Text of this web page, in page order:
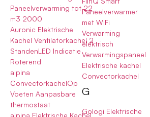
Paneelverwarming tot 22
m3 2000
Auronic Elektrische
Kachel Ventilatorkachel 2
StandenLED Indicatie
Roterend
alpina
ConvectorkachelOp
Voeten Aanpasbare
thermostaat
Paneelverwarmer
met WiFi
Verwarming
elektrisch
Verwarmingspaneel
Elektrische kachel
Convectorkachel
G
Gologi Elektrische